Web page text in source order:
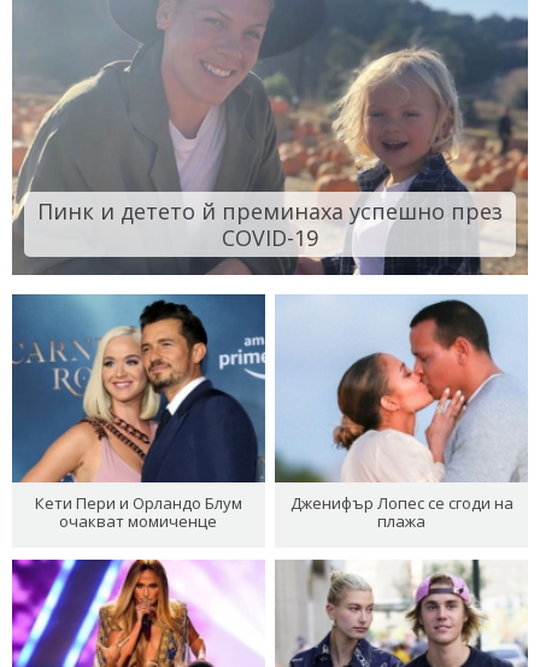
Пинк и детето й преминаха успешно през
COVID-19
Кети Пери и Орландо Блум
очакват момиченце
Дженифър Лопес се сгоди на
плажа